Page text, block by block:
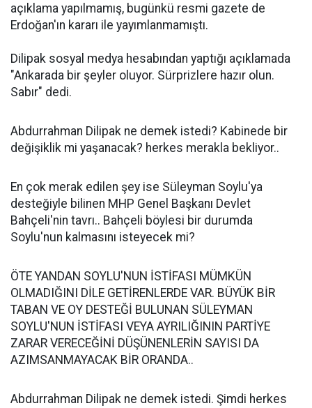
açıklama yapılmamış, bugünkü resmi gazete de
Erdoğan'ın kararı ile yayımlanmamıştı.
Dilipak sosyal medya hesabından yaptığı açıklamada
"Ankarada bir şeyler oluyor. Sürprizlere hazır olun.
Sabır" dedi.
Abdurrahman Dilipak ne demek istedi? Kabinede bir
değişiklik mi yaşanacak? herkes merakla bekliyor..
En çok merak edilen şey ise Süleyman Soylu'ya
desteğiyle bilinen MHP Genel Başkanı Devlet
Bahçeli'nin tavrı.. Bahçeli böylesi bir durumda
Soylu'nun kalmasını isteyecek mi?
ÖTE YANDAN SOYLU'NUN İSTİFASI MÜMKÜN
OLMADIĞINI DİLE GETİRENLERDE VAR. BÜYÜK BİR
TABAN VE OY DESTEĞİ BULUNAN SÜLEYMAN
SOYLU'NUN İSTİFASI VEYA AYRILIĞININ PARTİYE
ZARAR VERECEĞİNİ DÜŞÜNENLERİN SAYISI DA
AZIMSANMAYACAK BİR ORANDA..
Abdurrahman Dilipak ne demek istedi. Şimdi herkes